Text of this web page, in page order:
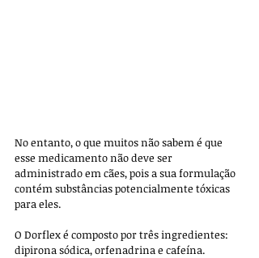
No entanto, o que muitos não sabem é que
esse medicamento não deve ser
administrado em cães, pois a sua formulação
contém substâncias potencialmente tóxicas
para eles.
O Dorflex é composto por três ingredientes:
dipirona sódica, orfenadrina e cafeína.